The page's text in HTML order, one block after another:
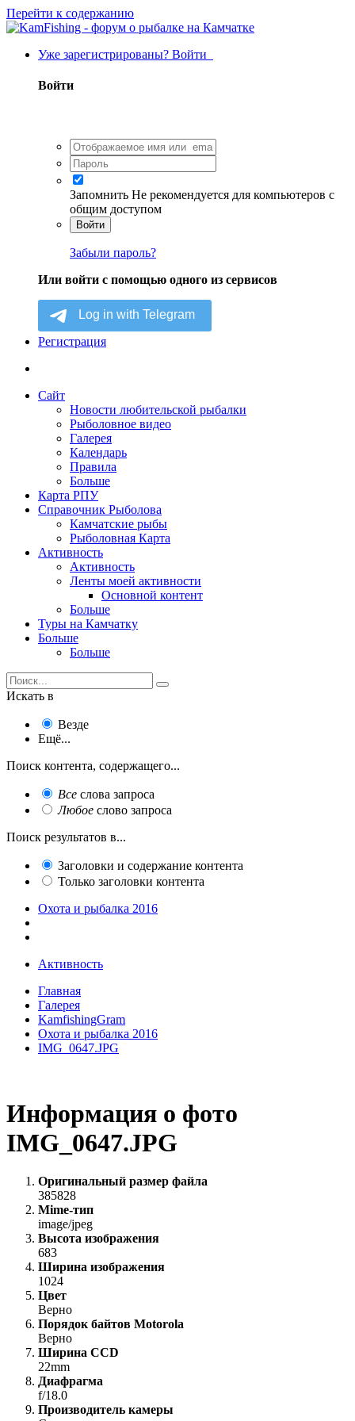
Перейти к содержанию
Уже зарегистрированы? Войти
Войти
Запомнить Не рекомендуется для компьютеров с
общим доступом
Войти
Забыли пароль?
Или войти с помощью одного из сервисов
Регистрация
Сайт
Новости любительской рыбалки
Рыболовное видео
Галерея
Календарь
Правила
Больше
Карта РПУ
Справочник Рыболова
Камчатские рыбы
Рыболовная Карта
Активность
Активность
Ленты моей активности
Основной контент
Больше
Туры на Камчатку
Больше
Больше
Искать в
Везде
Ещё...
Поиск контента, содержащего...
Все слова запроса
Любое слово запроса
Поиск результатов в...
Заголовки и содержание контента
Только заголовки контента
Охота и рыбалка 2016
Активность
Главная
Галерея
KamfishingGram
Охота и рыбалка 2016
IMG_0647.JPG
Информация о фото
IMG_0647.JPG
Оригинальный размер файла
385828
Mime-тип
image/jpeg
Высота изображения
683
Ширина изображения
1024
Цвет
Верно
Порядок байтов Motorola
Верно
Ширина CCD
22mm
Диафрагма
f/18.0
Производитель камеры